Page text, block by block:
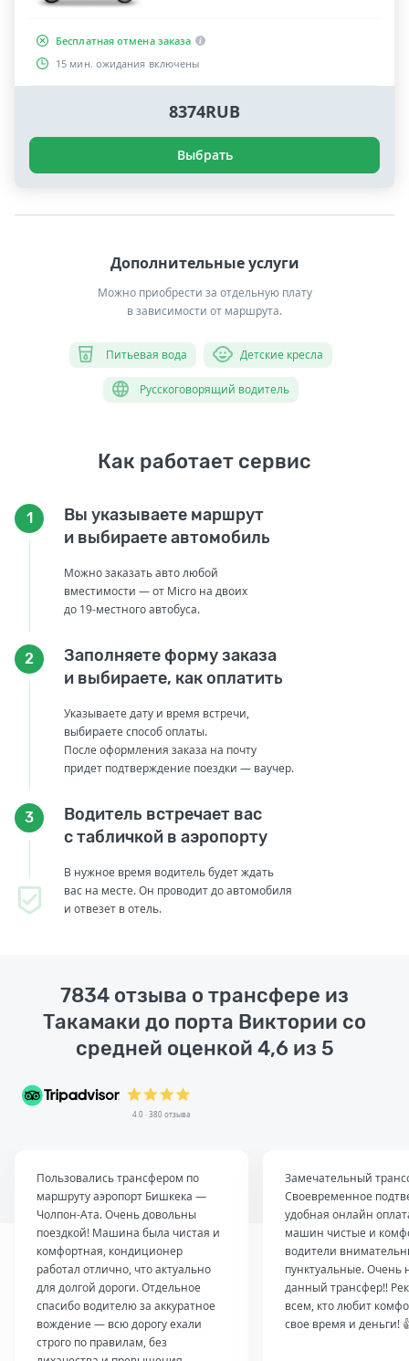
Бесплатная отмена заказа
15 мин. ожидания включены
8374RUB
Выбрать
Дополнительные услуги
Можно приобрести за отдельную плату
в зависимости от маршрута.
Питьевая вода Детские кресла
Русскоговорящий водитель
Как работает сервис
1
Вы указываете маршрут
и выбираете автомобиль
Можно заказать авто любой
вместимости — от Micro на двоих
до 19-местного автобуса.
2
Заполняете форму заказа
и выбираете, как оплатить
Указываете дату и время встречи,
выбираете способ оплаты.
После оформления заказа на почту
придет подтверждение поездки — ваучер.
3
Водитель встречает вас
с табличкой в аэропорту
В нужное время водитель будет ждать
вас на месте. Он проводит до автомобиля
и отвезет в отель.
7834 отзыва о трансфере из
Такамаки до порта Виктории со
средней оценкой 4,6 из 5
4.0 · 380 отзыва
Пользовались трансфером по
маршруту аэропорт Бишкека —
Чолпон-Ата. Очень довольны
поездкой! Машина была чистая и
комфортная, кондиционер
работал отлично, что актуально
для долгой дороги. Отдельное
спасибо водителю за аккуратное
вождение — всю дорогу ехали
строго по правилам, без
Замечательный
Своевременное
удобная онлайн
машин чистые и
водители
пунктуальные. Очень
данный трансфер!!
всем, кто любит
свое время и деньги!